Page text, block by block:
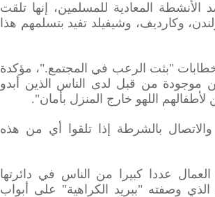
المعادية للمسلمين، إنها تلقت
وكارديف، وشيفيلد تفيد بتسلمهم هذا
"بثت الرعب في المجتمع."، مؤكدة
موجودة من قبل لدى الناس الذين أبدو
اللهو خارج المنزل بأمان".
بالشرطة إذا تلقوا أي من هذه
عددا كبيرا من الناس في دائرتها
الذي وصفته "ببريد الكراهية" على أبواب